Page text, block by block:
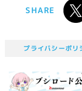
SHARE
プライバシーポリ